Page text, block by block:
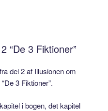
“De 3 Fiktioner”
del 2 af Illusionen om
3 Fiktioner”.
i bogen, det kapitel